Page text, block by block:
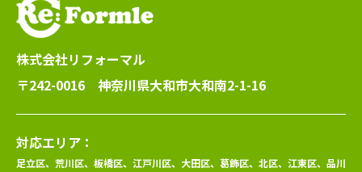
株式会社リフォーマル
〒242-0016 神奈川県大和市大和南2-1-16
対応エリア：
足立区、荒川区、板橋区、江戸川区、大田区、葛飾区、北区、江東区、品川